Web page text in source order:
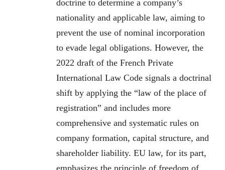
doctrine to determine a company’s
nationality and applicable law, aiming to
prevent the use of nominal incorporation
to evade legal obligations. However, the
2022 draft of the French Private
International Law Code signals a doctrinal
shift by applying the “law of the place of
registration” and includes more
comprehensive and systematic rules on
company formation, capital structure, and
shareholder liability. EU law, for its part,
emphasizes the principle of freedom of